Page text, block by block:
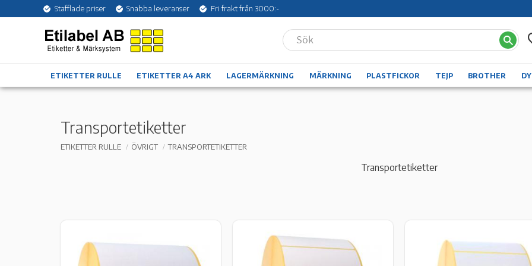
Stafflade priser Snabba leveranser Fri frakt från 3000:-
ETIKETTER RULLE ETIKETTER A4 ARK LAGERMÄRKNING MÄRKNING PLASTFICKOR TEJP BROTHER
Transportetiketter
ETIKETTER RULLE ÖVRIGT TRANSPORTETIKETTER
Transportetiketter